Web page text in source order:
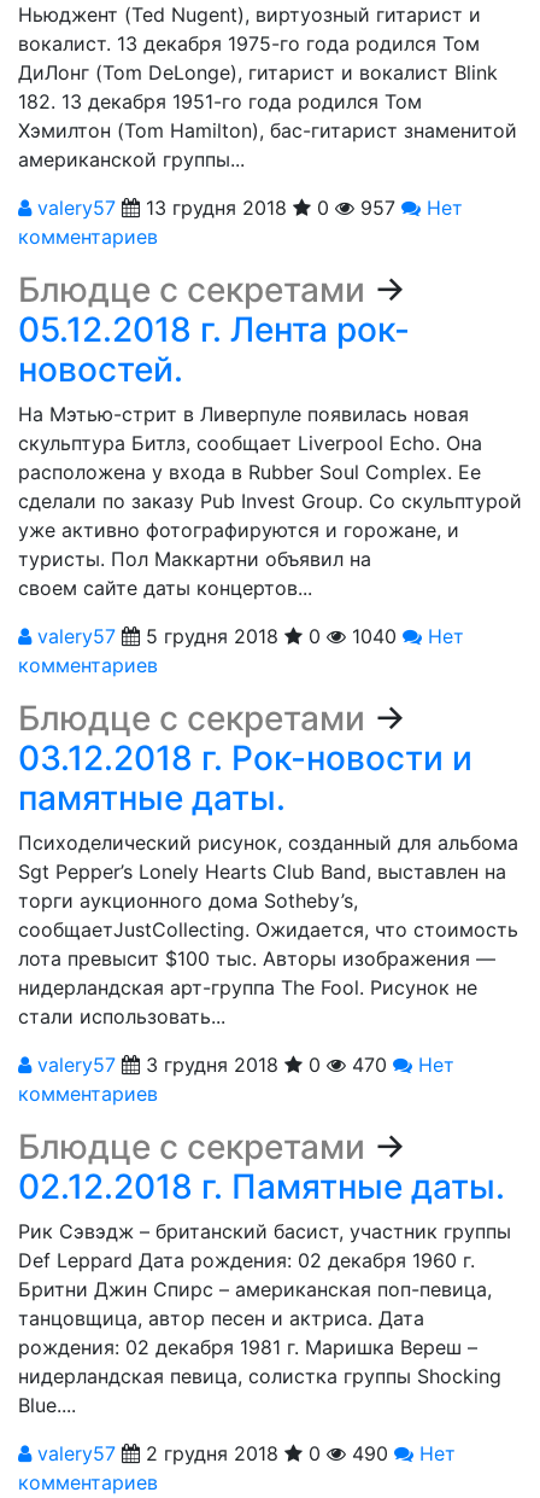
Ньюджент (Ted Nugent), виртуозный гитарист и
вокалист. 13 декабря 1975-го года родился Том
ДиЛонг (Tom DeLonge), гитарист и вокалист Blink
182. 13 декабря 1951-го года родился Том
Хэмилтон (Tom Hamilton), бас-гитарист знаменитой
американской группы...
valery57
13 грудня 2018 0 957
Нет
комментариев
Блюдце с секретами →
05.12.2018 г. Лента рок-
новостей.
На Мэтью-стрит в Ливерпуле появилась новая
скульптура Битлз, сообщает Liverpool Echo. Она
расположена у входа в Rubber Soul Complex. Ее
сделали по заказу Pub Invest Group. Со скульптурой
уже активно фотографируются и горожане, и
туристы. Пол Маккартни объявил на
своем сайте даты концертов...
valery57
5 грудня 2018 0 1040
Нет
комментариев
Блюдце с секретами →
03.12.2018 г. Рок-новости и
памятные даты.
Психоделический рисунок, созданный для альбома
Sgt Pepper’s Lonely Hearts Club Band, выставлен на
торги аукционного дома Sotheby’s,
сообщаетJustCollecting. Ожидается, что стоимость
лота превысит $100 тыс. Авторы изображения —
нидерландская арт-группа The Fool. Рисунок не
стали использовать...
valery57
3 грудня 2018 0 470
Нет
комментариев
Блюдце с секретами →
02.12.2018 г. Памятные даты.
Рик Сэвэдж – британский басист, участник группы
Def Leppard Дата рождения: 02 декабря 1960 г.
Бритни Джин Спирс – американская поп-певица,
танцовщица, автор песен и актриса. Дата
рождения: 02 декабря 1981 г. Маришка Вереш –
нидерландская певица, солистка группы Shocking
Blue....
valery57
2 грудня 2018 0 490
Нет
комментариев